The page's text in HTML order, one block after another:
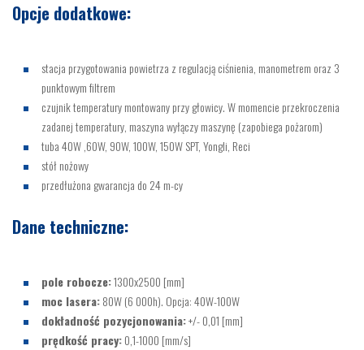
Opcje dodatkowe:
stacja przygotowania powietrza z regulacją ciśnienia, manometrem oraz 3
punktowym filtrem
czujnik temperatury montowany przy głowicy. W momencie przekroczenia
zadanej temperatury, maszyna wyłączy maszynę (zapobiega pożarom)
tuba 40W ,60W, 90W, 100W, 150W SPT, Yongli, Reci
stół nożowy
przedłużona gwarancja do 24 m-cy
Dane techniczne:
pole robocze:1300x2500 [mm]
moc lasera:80W (6 000h). Opcja: 40W-100W
dokładność pozycjonowania:+/- 0,01 [mm]
prędkość pracy:0,1-1000 [mm/s]